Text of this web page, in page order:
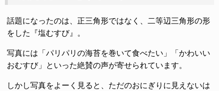
話題になったのは、正三角形ではなく、二等辺三角形の形
をした『塩むすび』。
写真には「パリパリの海苔を巻いて食べたい」「かわいい
おむすび」といった絶賛の声が寄せられています。
しかし写真をよーく見ると、ただのおにぎりに見えないは